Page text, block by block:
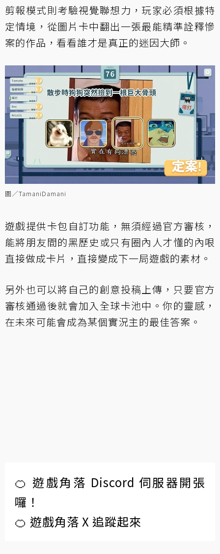
剪報模式則考驗視覺聯想力，玩家必須根據特
定情境，從圖片卡中翻出一張最能精準詮釋慘
案的作品，看看誰才是真正的迷因大師。
圖／TamaniDamani
遊戲提供卡包自訂功能，無須經過官方審核，
能將朋友間的黑歷史或只有圈內人才懂的內哏
直接做成卡片，直接變成下一局遊戲的素材。
另外也可以將自己的創意投稿上傳，只要官方
審核通過後就會加入全球卡池中。你的靈感，
在未來可能會成為某個實況主的最佳答案。
🍊 遊戲角落 Discord 伺服器開張
囉！
🍊 遊戲角落 X 追蹤起來